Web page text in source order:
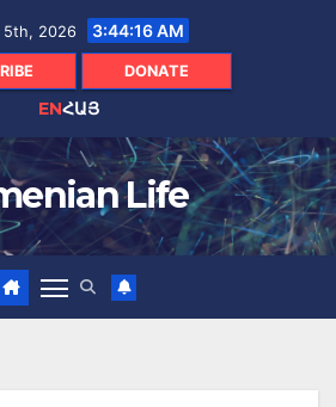
5th, 2026 3:44:17 AM
DONATE
ENՀԱՅ
Life